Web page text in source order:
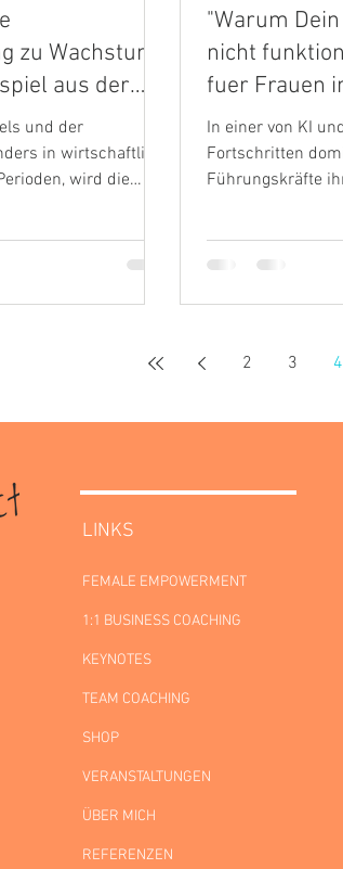
zu Wachstum
aus der
und der
in wirtschaftlich
wird die
"Warum
nicht
fuer Frauen
In einer von KI
Fortschritten
Führungskräfte
2 3 4
LINKS
FEMALE EMPOWERMENT
1:1 BUSINESS COACHING
KEYNOTES
TEAM COACHING
SHOP
VERANSTALTUNGEN
ÜBER MICH
REFERENZEN